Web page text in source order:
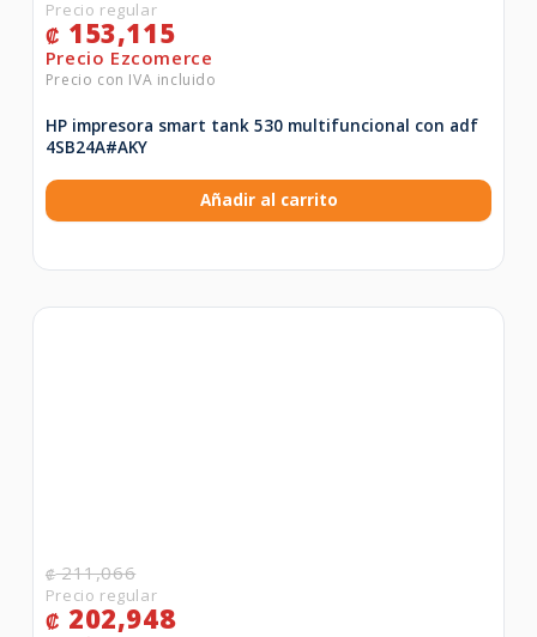
₡ 153,115
HP impresora smart tank 530 multifuncional con adf
4SB24A#AKY
Añadir al carrito
₡211,066
₡ 202,948